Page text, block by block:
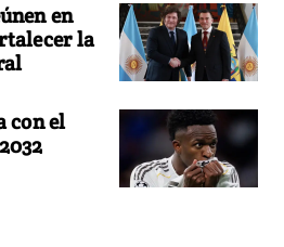
en
la
con el